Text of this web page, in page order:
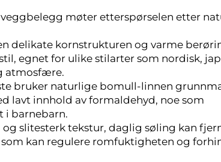
møter etterspørselen etter
delikate kornstrukturen og varme
egnet for ulike stilarter som nordisk,
atmosfære.
bruker naturlige bomull-linnen
lavt innhold av formaldehyd, noe som
i barnebarn.
slitesterk tekstur, daglig søling kan
kan regulere romfuktigheten og